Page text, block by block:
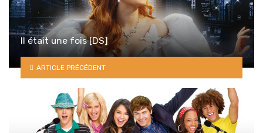
Il était une fois [DS]
ARTICLE PRÉCÉDENT